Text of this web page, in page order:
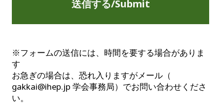
※フォームの送信には、時間を要する場合がありま
す
お急ぎの場合は、恐れ入りますがメール（
gakkai@ihep.jp 学会事務局）でお問い合わせくださ
い。